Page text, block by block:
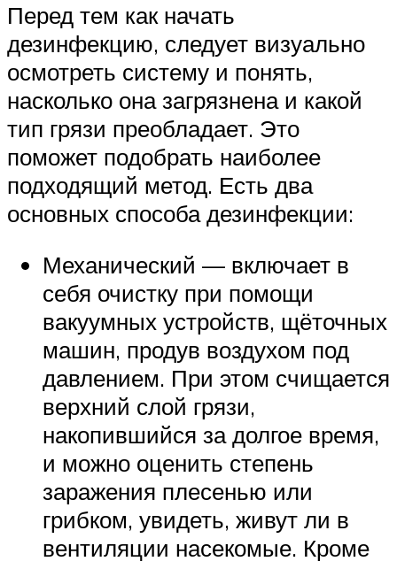
Перед тем как начать
дезинфекцию, следует визуально
осмотреть систему и понять,
насколько она загрязнена и какой
тип грязи преобладает. Это
поможет подобрать наиболее
подходящий метод. Есть два
основных способа дезинфекции:
Механический — включает в
себя очистку при помощи
вакуумных устройств, щёточных
машин, продув воздухом под
давлением. При этом счищается
верхний слой грязи,
накопившийся за долгое время,
и можно оценить степень
заражения плесенью или
грибком, увидеть, живут ли в
вентиляции насекомые. Кроме